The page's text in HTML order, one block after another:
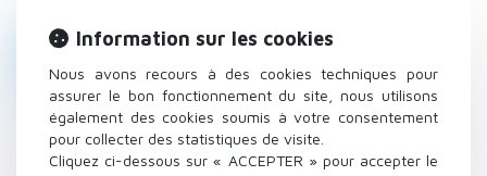
SE CONNECTER
Mot de passe perdu
Identifiant
Information sur les cookies
Nous avons recours à des cookies techniques pour
assurer le bon fonctionnement du site, nous utilisons
également des cookies soumis à votre consentement
pour collecter des statistiques de visite.
Cliquez ci-dessous sur « ACCEPTER » pour accepter le